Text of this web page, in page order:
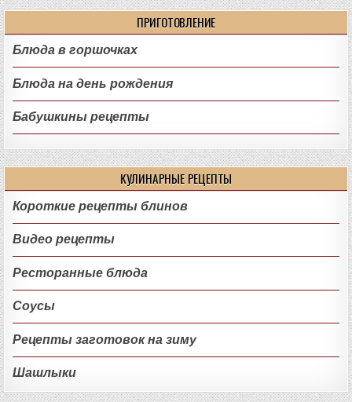
ПРИГОТОВЛЕНИЕ
Блюда в горшочках
Блюда на день рождения
Бабушкины рецепты
КУЛИНАРНЫЕ РЕЦЕПТЫ
Короткие рецепты блинов
Видео рецепты
Ресторанные блюда
Соусы
Рецепты заготовок на зиму
Шашлыки